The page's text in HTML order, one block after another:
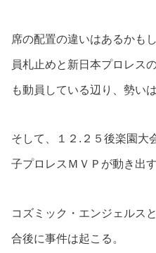
席の配置の違いはあるかも
員札止めと新日本プロレス
も動員している辺り、勢い
そして、１２.２５後楽園大
子プロレスＭＶＰが動き出す
コズミック・エンジェルス
合後に事件は起こる。